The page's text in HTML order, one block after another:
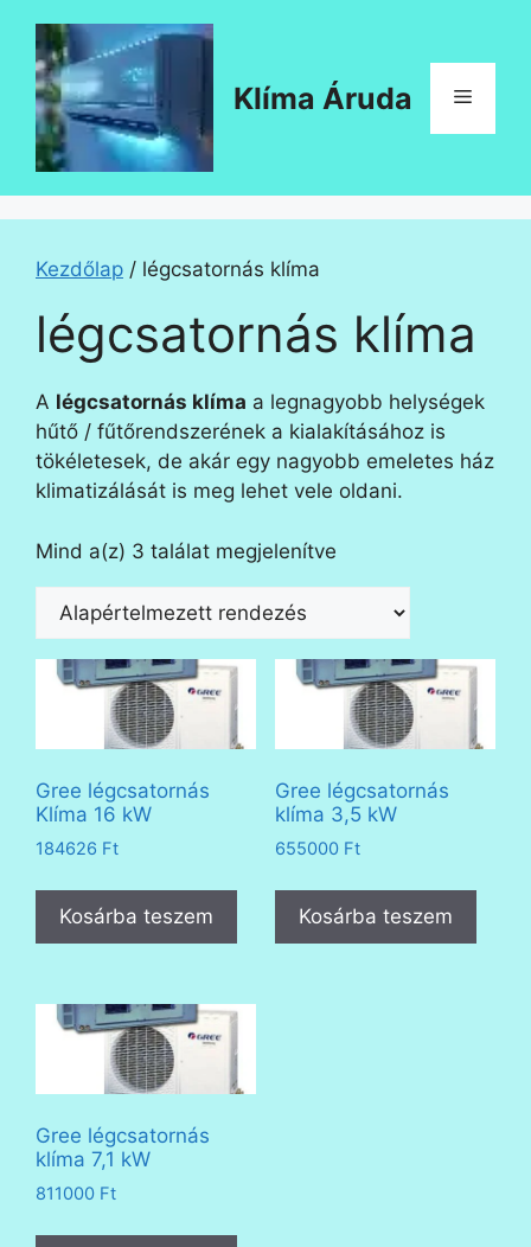
tartalomba
Klíma Áruda Menü
Kezdőlap / légcsatornás klíma
légcsatornás klíma
A légcsatornás klíma a legnagyobb helységek
hűtő / fűtőrendszerének a kialakításához is
tökéletesek, de akár egy nagyobb emeletes ház
klimatizálását is meg lehet vele oldani.
Mind a(z) 3 találat megjelenítve
Gree légcsatornás
Klíma 16 kW
184626 Ft
Kosárba teszem
Gree légcsatornás
klíma 3,5 kW
655000 Ft
Kosárba teszem
Gree légcsatornás
klíma 7,1 kW
811000 Ft